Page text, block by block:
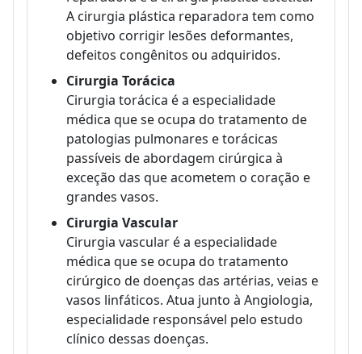
A cirurgia plástica reparadora tem como
objetivo corrigir lesões deformantes,
defeitos congênitos ou adquiridos.
Cirurgia Torácica
Cirurgia torácica é a especialidade
médica que se ocupa do tratamento de
patologias pulmonares e torácicas
passíveis de abordagem cirúrgica à
exceção das que acometem o coração e
grandes vasos.
Cirurgia Vascular
Cirurgia vascular é a especialidade
médica que se ocupa do tratamento
cirúrgico de doenças das artérias, veias e
vasos linfáticos. Atua junto à Angiologia,
especialidade responsável pelo estudo
clínico dessas doenças.